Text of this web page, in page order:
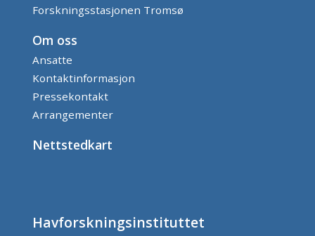
Forskningsstasjonen Tromsø
Om oss
Ansatte
Kontaktinformasjon
Pressekontakt
Arrangementer
Nettstedkart
Havforskningsinstituttet